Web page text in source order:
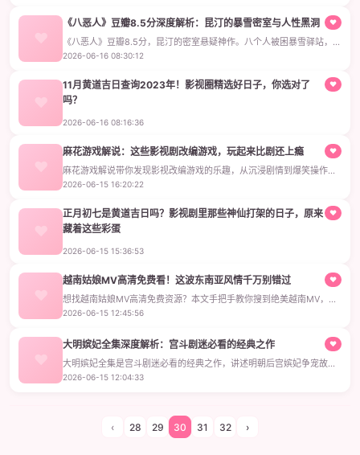
《八恶人》豆瓣8.5分深度解析：昆汀的暴雪密室与人性黑洞 ♥
《八恶人》豆瓣8.5分，昆汀的密室悬疑神作。八个人被困暴雪驿站，人
性博弈与血腥反转令人窒息，绝对值得一看的西部经典。
2026-06-16 08:30:12
11月黄道吉日查询2023年！影视圈精选好日子，你选对了
吗？
♥
2023年11月黄道吉日查询影视版攻略，教你挑好日子追剧、剪视频，轻
2026-06-16 08:16:36
麻花游戏解说：这些影视剧改编游戏，玩起来比剧还上瘾 ♥
麻花游戏解说带你发现影视改编游戏的乐趣，从沉浸剧情到爆笑操作，
玩起来比追剧还上瘾。推荐几款值得秒玩的影视游戏心得。
2026-06-15 16:20:22
正月初七是黄道吉日吗？影视剧里那些神仙打架的日子，原来
藏着这些彩蛋
♥
正月初七是黄道吉日吗？本文带你看影视剧里的初七彩蛋，从《知否》
2026-06-15 15:36:53
越南姑娘MV高清免费看！这波东南亚风情千万别错过 ♥
想找越南姑娘MV高清免费资源？本文手把手教你搜到绝美越南MV，画
质超清、剧情带感，东南亚风让人沉迷到停不下来。
2026-06-15 12:45:56
大明嫔妃全集深度解析：宫斗剧迷必看的经典之作 ♥
大明嫔妃全集是宫斗剧迷必看的经典之作，讲述明朝后宫嫔妃争宠故
事，剧情紧凑角色鲜明，适合年轻人周末刷剧。
2026-06-15 12:04:33
‹ 28 29 30 31 32 ›